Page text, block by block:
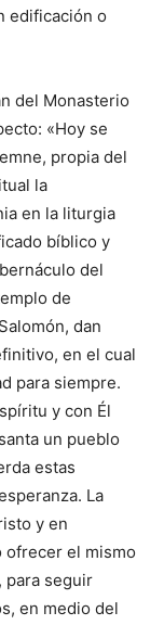
edificación o
del Monasterio
«Hoy se
propia del
la
en la liturgia
bíblico y
del
de
dan
en el cual
para siempre.
y con Él
un pueblo
estas
La
y en
ofrecer el mismo
para seguir
en medio del